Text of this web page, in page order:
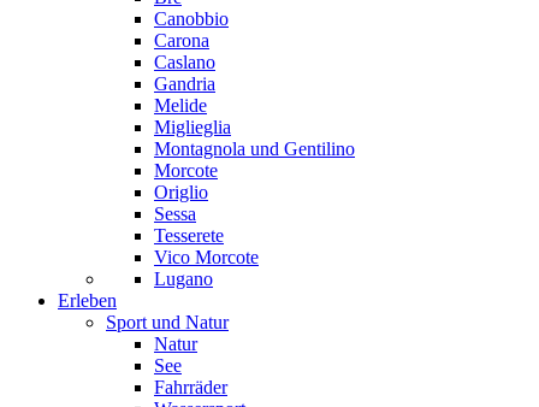
Canobbio
Carona
Caslano
Gandria
Melide
Miglieglia
Montagnola und Gentilino
Morcote
Origlio
Sessa
Tesserete
Vico Morcote
Lugano
Erleben
Sport und Natur
Natur
See
Fahrräder